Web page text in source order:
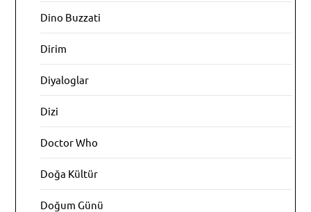
Dino Buzzati
Dirim
Diyaloglar
Dizi
Doctor Who
Doğa Kültür
Doğum Günü